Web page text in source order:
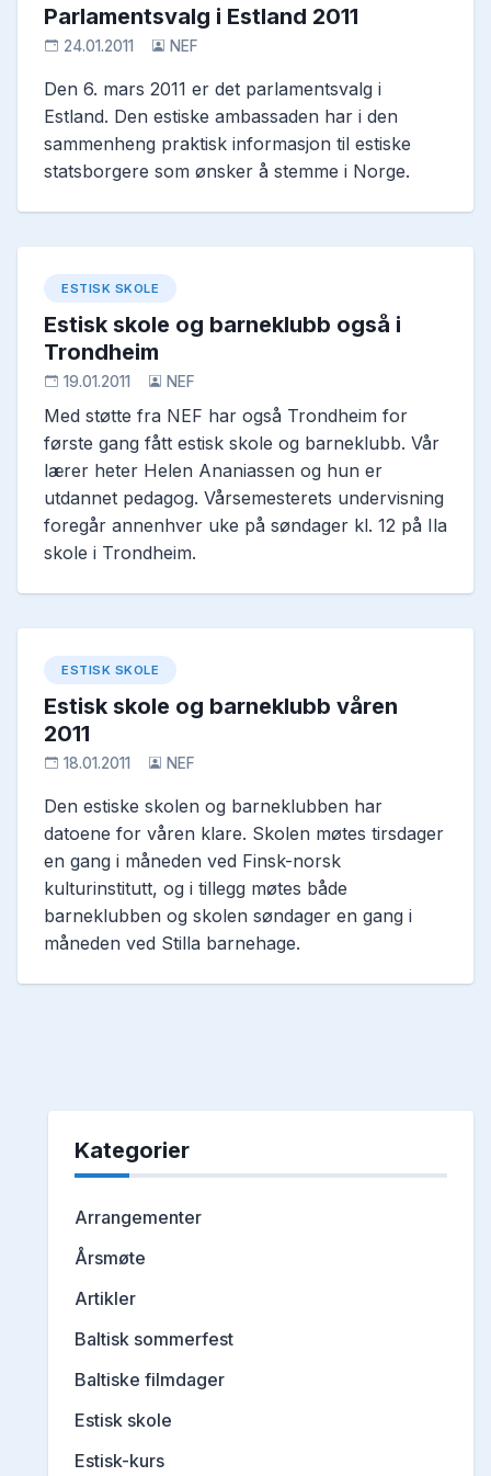
Parlamentsvalg i Estland 2011
24.01.2011 NEF
Den 6. mars 2011 er det parlamentsvalg i
Estland. Den estiske ambassaden har i den
sammenheng praktisk informasjon til estiske
statsborgere som ønsker å stemme i Norge.
ESTISK SKOLE
Estisk skole og barneklubb også i
Trondheim
19.01.2011 NEF
Med støtte fra NEF har også Trondheim for
første gang fått estisk skole og barneklubb. Vår
lærer heter Helen Ananiassen og hun er
utdannet pedagog. Vårsemesterets undervisning
foregår annenhver uke på søndager kl. 12 på Ila
skole i Trondheim.
ESTISK SKOLE
Estisk skole og barneklubb våren
2011
18.01.2011 NEF
Den estiske skolen og barneklubben har
datoene for våren klare. Skolen møtes tirsdager
en gang i måneden ved Finsk-norsk
kulturinstitutt, og i tillegg møtes både
barneklubben og skolen søndager en gang i
måneden ved Stilla barnehage.
Kategorier
Arrangementer
Årsmøte
Artikler
Baltisk sommerfest
Baltiske filmdager
Estisk skole
Estisk-kurs